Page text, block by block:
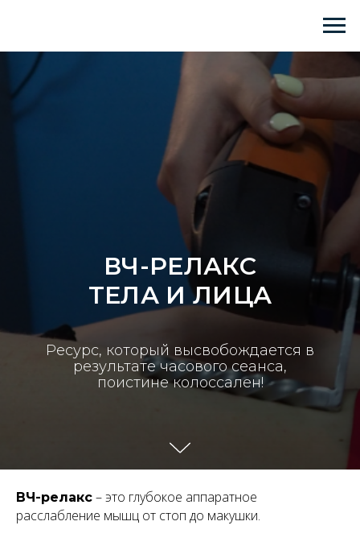
ВЧ-РЕЛАКС
ТЕЛА И ЛИЦА
Ресурс, который высвобождается в
результате часового сеанса,
поистине колоссален!
ВЧ-релакс – это глубокое аппаратное
расслабление мышц от стоп до макушки.